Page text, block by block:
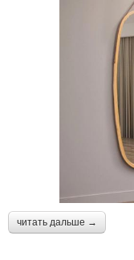
читать дальше →